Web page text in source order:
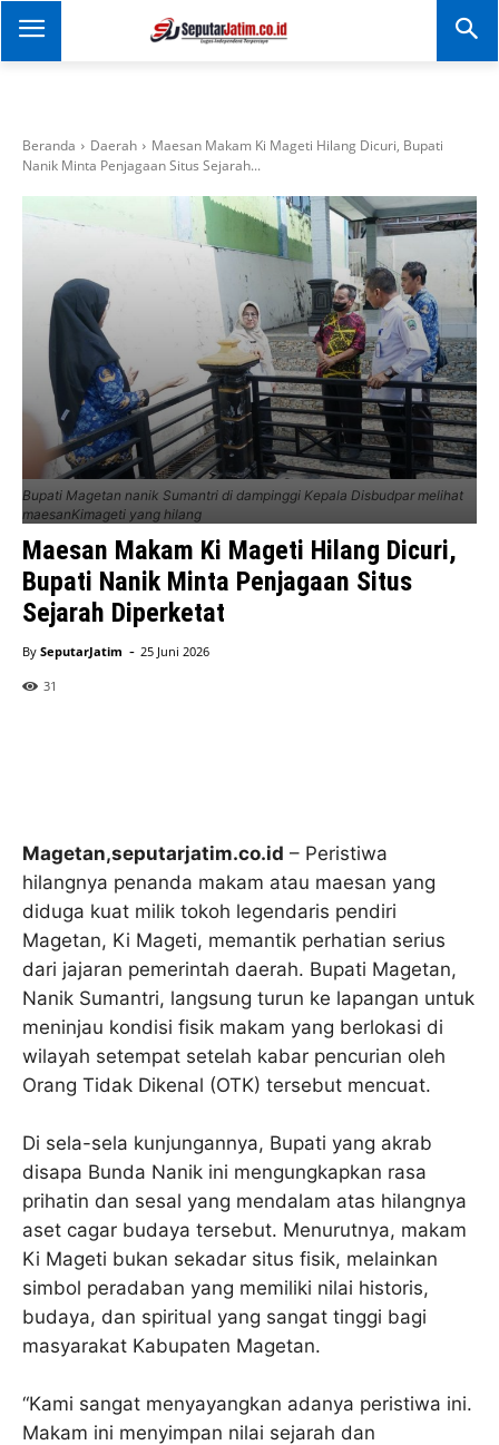
SEPUTAR JATIM
Portal Informasi Dan
Beranda Daerah
Maesan Makam Ki Mageti Hilang Dicuri, Bupati
Nanik Minta Penjagaan Situs Sejarah...
Bupati Magetan nanik Sumantri di dampinggi Kepala Disbudpar melihat
maesanKimageti yang hilang
Maesan Makam Ki Mageti Hilang Dicuri,
Bupati Nanik Minta Penjagaan Situs
Sejarah Diperketat
By SeputarJatim - 25 Juni 2026
31
Magetan,seputarjatim.co.id – Peristiwa
hilangnya penanda makam atau maesan yang
diduga kuat milik tokoh legendaris pendiri
Magetan, Ki Mageti, memantik perhatian serius
dari jajaran pemerintah daerah. Bupati Magetan,
Nanik Sumantri, langsung turun ke lapangan untuk
meninjau kondisi fisik makam yang berlokasi di
wilayah setempat setelah kabar pencurian oleh
Orang Tidak Dikenal (OTK) tersebut mencuat.
Di sela-sela kunjungannya, Bupati yang akrab
disapa Bunda Nanik ini mengungkapkan rasa
prihatin dan sesal yang mendalam atas hilangnya
aset cagar budaya tersebut. Menurutnya, makam
Ki Mageti bukan sekadar situs fisik, melainkan
simbol peradaban yang memiliki nilai historis,
budaya, dan spiritual yang sangat tinggi bagi
masyarakat Kabupaten Magetan.
“Kami sangat menyayangkan adanya peristiwa ini.
Makam ini menyimpan nilai sejarah dan